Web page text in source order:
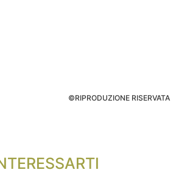
©RIPRODUZIONE RISERVATA